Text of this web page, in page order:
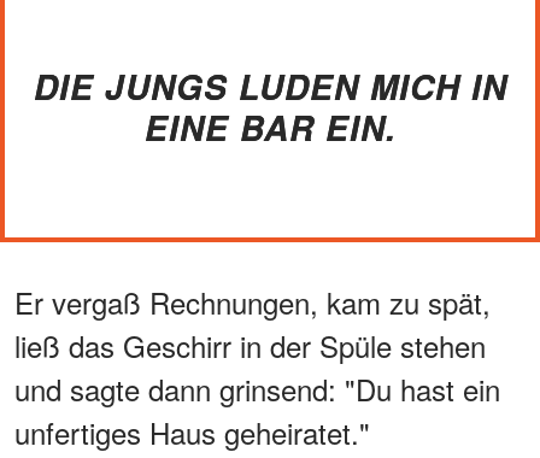
DIE JUNGS LUDEN MICH IN
EINE BAR EIN.
Er vergaß Rechnungen, kam zu spät,
ließ das Geschirr in der Spüle stehen
und sagte dann grinsend: "Du hast ein
unfertiges Haus geheiratet."